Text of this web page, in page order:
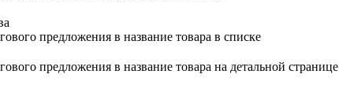
предложения в название товара в списке
предложения в название товара на детальной странице